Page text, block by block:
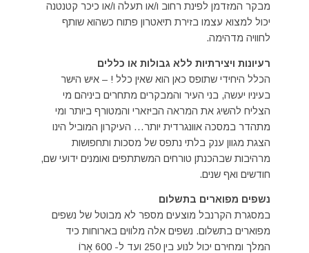
מבקר המזדמן לפינת רחוב ו/או תעלה ו/או כיכר קטנטנה
יכול למצוא עצמו בזירת תיאטרון פתוח כשהוא שותף
לחוויה מדהימה.
רעיונות ויצירתיות ללא גבולות או כללים
הכלל היחידי שתופס כאן הוא שאין כלל ! – איש הישר
בעיניו יעשה, בני העיר והמבקרים מתחרים ביניהם מי
הצליח להשיג את המראה הביזארי והמטורף ביותר ומי
מתהדר במסכה אוונגרדית יותר… העיקרון המוביל הינו
הצגת מגוון ענק בלתי נתפס של מסכות ותחפושות
מרהיבות שבהכנתן טורחים המשתתפים ואומנים ידועי שם,
חודשים ואף שנים.
נשפים מפוארים בתשלום
במסגרת הקרנבל מוצעים מספר לא מבוטל של נשפים
מפוארים בתשלום. נשפים אלה מלווים בארוחות כיד
המלך ומחירם יכול לנוע בין 250 ועד ל- 600 אֶרוֹ